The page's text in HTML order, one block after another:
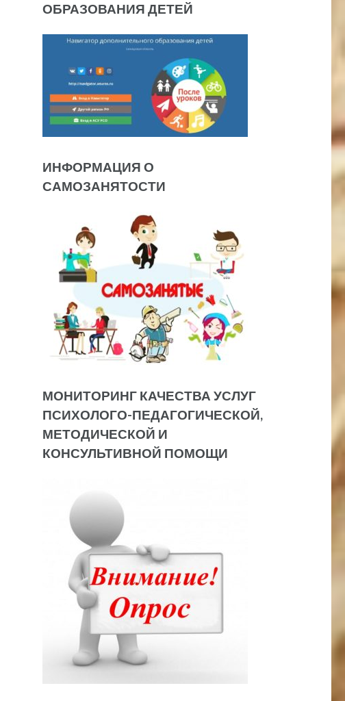
ОБРАЗОВАНИЯ ДЕТЕЙ
ИНФОРМАЦИЯ О
САМОЗАНЯТОСТИ
МОНИТОРИНГ КАЧЕСТВА УСЛУГ
ПСИХОЛОГО-ПЕДАГОГИЧЕСКОЙ,
МЕТОДИЧЕСКОЙ И
КОНСУЛЬТИВНОЙ ПОМОЩИ